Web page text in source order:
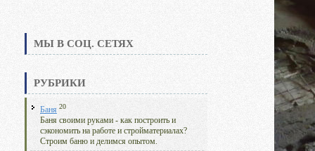
МЫ В СОЦ. СЕТЯХ
РУБРИКИ
Баня 20
Баня своими руками - как построить и
сэкономить на работе и стройматериалах?
Строим баню и делимся опытом.